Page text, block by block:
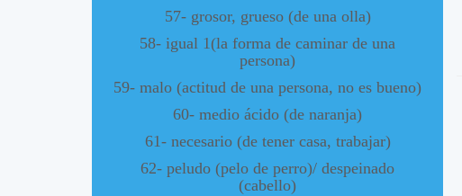
57- grosor, grueso (de una olla)
58- igual 1(la forma de caminar de una
persona)
59- malo (actitud de una persona, no es bueno)
60- medio ácido (de naranja)
61- necesario (de tener casa, trabajar)
62- peludo (pelo de perro)/ despeinado
(cabello)